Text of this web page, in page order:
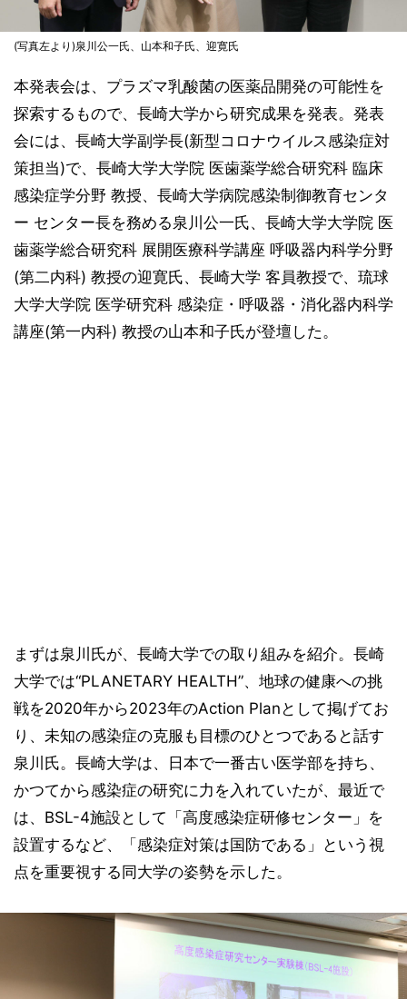
(写真左より)泉川公一氏、山本和子氏、迎寛氏
本発表会は、プラズマ乳酸菌の医薬品開発の可能性を
探索するもので、長崎大学から研究成果を発表。発表
会には、長崎大学副学長(新型コロナウイルス感染症対
策担当)で、長崎大学大学院 医歯薬学総合研究科 臨床
感染症学分野 教授、長崎大学病院感染制御教育センタ
ー センター長を務める泉川公一氏、長崎大学大学院 医
歯薬学総合研究科 展開医療科学講座 呼吸器内科学分野
(第二内科) 教授の迎寛氏、長崎大学 客員教授で、琉球
大学大学院 医学研究科 感染症・呼吸器・消化器内科学
講座(第一内科) 教授の山本和子氏が登壇した。
まずは泉川氏が、長崎大学での取り組みを紹介。長崎
大学では“PLANETARY HEALTH”、地球の健康への挑
戦を2020年から2023年のAction Planとして掲げてお
り、未知の感染症の克服も目標のひとつであると話す
泉川氏。長崎大学は、日本で一番古い医学部を持ち、
かつてから感染症の研究に力を入れていたが、最近で
は、BSL-4施設として「高度感染症研修センター」を
設置するなど、「感染症対策は国防である」という視
点を重要視する同大学の姿勢を示した。